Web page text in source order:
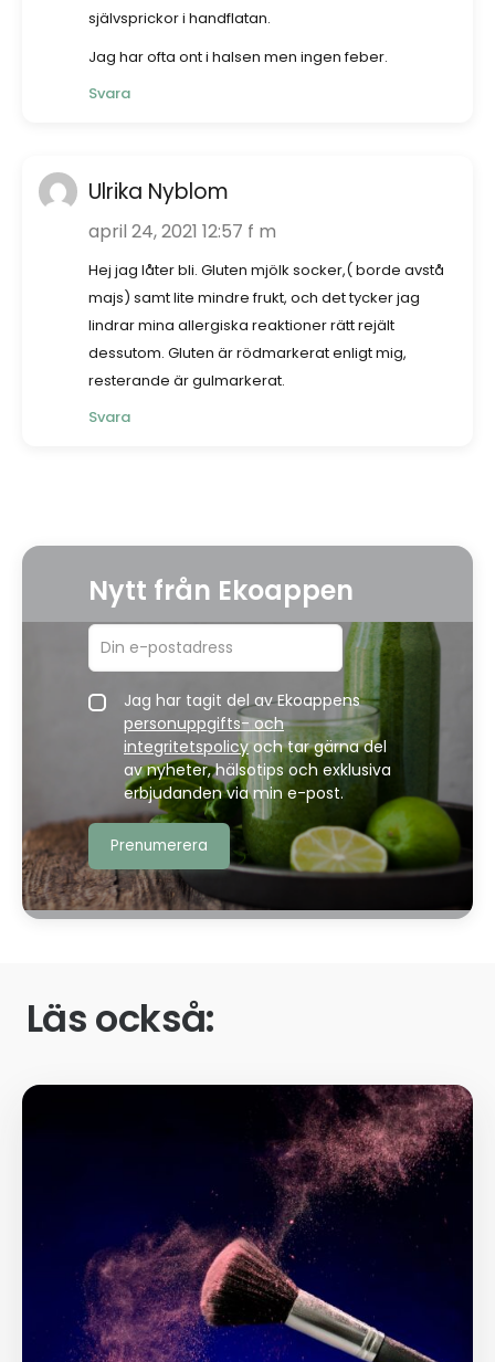
självsprickor i handflatan.
Jag har ofta ont i halsen men ingen feber.
Svara
Ulrika Nyblom
april 24, 2021 12:57 f m
Hej jag låter bli. Gluten mjölk socker,( borde avstå
majs) samt lite mindre frukt, och det tycker jag
lindrar mina allergiska reaktioner rätt rejält
dessutom. Gluten är rödmarkerat enligt mig,
resterande är gulmarkerat.
Svara
Nytt från Ekoappen
Jag har tagit del av Ekoappens
personuppgifts- och
integritetspolicyoch tar gärna del
av nyheter, hälsotips och exklusiva
erbjudanden via min e-post.
Läs också: